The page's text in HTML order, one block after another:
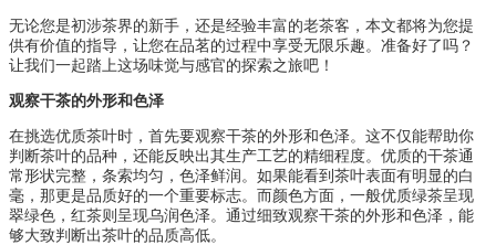
无论您是初涉茶界的新手，还是经验丰富的老茶客，本文都将为您提
供有价值的指导，让您在品茗的过程中享受无限乐趣。准备好了吗？
让我们一起踏上这场味觉与感官的探索之旅吧！
观察干茶的外形和色泽
在挑选优质茶叶时，首先要观察干茶的外形和色泽。这不仅能帮助你
判断茶叶的品种，还能反映出其生产工艺的精细程度。优质的干茶通
常形状完整，条索均匀，色泽鲜润。如果能看到茶叶表面有明显的白
毫，那更是品质好的一个重要标志。而颜色方面，一般优质绿茶呈现
翠绿色，红茶则呈现乌润色泽。通过细致观察干茶的外形和色泽，能
够大致判断出茶叶的品质高低。